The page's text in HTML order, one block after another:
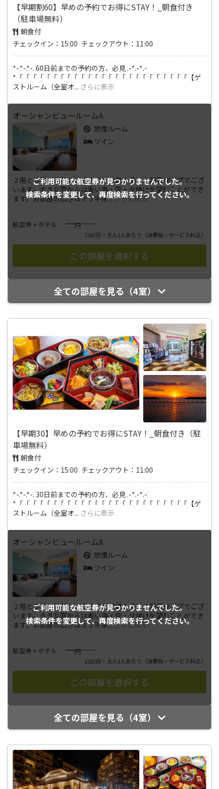
【早期割60】早めの予約でお得にSTAY！_朝食付き
（駐車場無料）
朝食付
チェックイン：15:00 チェックアウト：11:00
*-.*-.*-. 60日前までの予約の方、必見 .-*.-*.-
*「「「「「「「「「「「「「「「「「「「「「「「「「【ゲ
ストルーム（全室オ... さらに表示
ご利用可能な航空券が見つかりませんでした。
検索条件を変更して、再度検索を行ってください。
オーシャンビュールームA
禁煙ルーム
ツイン
２階と３階に位置し、当ホテルで最も多いお部屋タイプでござ
います。大きな窓からは青い海・空・夕焼けを望むことができ
ます。お部屋の広さは３５平米...さらに表示
航空券 + ホテル ――――円
1泊2日・大人1人あたり （消費税・サービス料込）
全ての部屋を見る（4室）
【早期30】早めの予約でお得にSTAY！_朝食付き（駐
車場無料）
朝食付
チェックイン：15:00 チェックアウト：11:00
*-.*-.*-. 30日前までの予約の方、必見 .-*.-*.-
*「「「「「「「「「「「「「「「「「「「「「「「「「【ゲ
ストルーム（全室オ... さらに表示
ご利用可能な航空券が見つかりませんでした。
検索条件を変更して、再度検索を行ってください。
オーシャンビュールームA
禁煙ルーム
ツイン
２階と３階に位置し、当ホテルで最も多いお部屋タイプでござ
います。大きな窓からは青い海・空・夕焼けを望むことができ
ます。お部屋の広さは３５平米...さらに表示
航空券 + ホテル ――――円
1泊2日・大人1人あたり （消費税・サービス料込）
全ての部屋を見る（4室）